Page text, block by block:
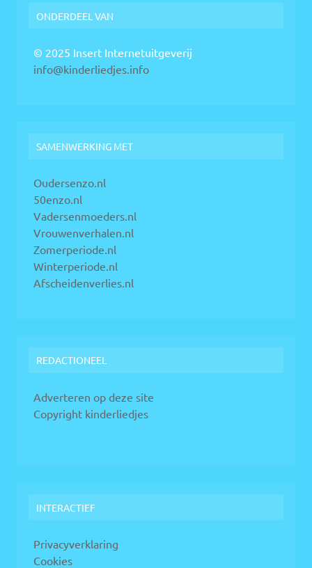
ONDERDEEL VAN
© 2025 Insert Internetuitgeverij
info@kinderliedjes.info
SAMENWERKING MET
Oudersenzo.nl
50enzo.nl
Vadersenmoeders.nl
Vrouwenverhalen.nl
Zomerperiode.nl
Winterperiode.nl
Afscheidenverlies.nl
REDACTIONEEL
Adverteren op deze site
Copyright kinderliedjes
INTERACTIEF
Privacyverklaring
Cookies